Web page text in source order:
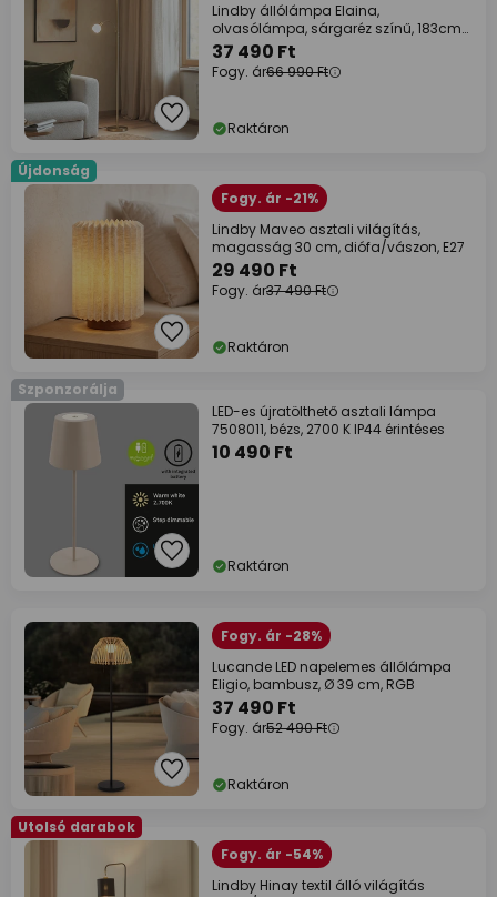
Lindby állólámpa Elaina,
olvasólámpa, sárgaréz színű, 183cm
E27
37 490 Ft
Fogy. ár66 990 Ft
Raktáron
Újdonság
Fogy. ár -21%
Lindby Maveo asztali világítás,
magasság 30 cm, diófa/vászon, E27
29 490 Ft
Fogy. ár37 490 Ft
Raktáron
Szponzorálja
LED-es újratölthető asztali lámpa
7508011, bézs, 2700 K IP44 érintéses
10 490 Ft
Raktáron
Fogy. ár -28%
Lucande LED napelemes állólámpa
Eligio, bambusz, Ø 39 cm, RGB
37 490 Ft
Fogy. ár52 490 Ft
Raktáron
Utolsó darabok
Fogy. ár -54%
Lindby Hinay textil álló világítás